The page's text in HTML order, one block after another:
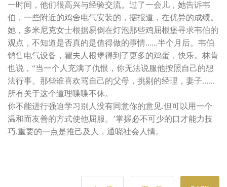
一时间，他们很高兴与经验交流。过了一会儿，她告诉韦
伯，一些附近的鸡舍电气安装的，据报道，在优异的成绩。
她，多米尼克女士根据易倒在灯泡那些鸡屈根堡寻求韦伯的
观点，不知道是否真的是值得做的事情......半个月后。韦伯
销售电气设备，瞿夫人根堡得到了更多的鸡蛋，快乐。林肯
也说，“当一个人充满了仇恨，你无法说服他按照自己的想
法行事。那些谁喜欢骂自己的父母，挑剔的经理，妻子......
所有关于这个道理喋喋不休。
你不能进行强迫学习别人没有同意你的意见.但可以用一个
温和而友善的方式使他屈服。’掌握必不可少的口才能力技
巧.重要的一点是推己及人，通晓社会人情。